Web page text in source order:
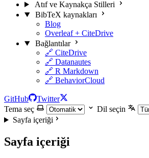
Atıf ve Kaynakça Stilleri
BibTeX kaynakları
Blog
Overleaf + CiteDrive
Bağlantılar
🔗 CiteDrive
🔗 Datanautes
🔗 R Markdown
🔗 BehaviorCloud
GitHub
Twitter
Tema seç
Dil seçin
Sayfa içeriği
Sayfa içeriği